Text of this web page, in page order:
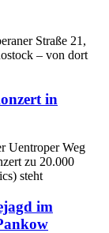
Straße 21,
– von dort
in
Uentroper Weg
zu 20.000
steht
im